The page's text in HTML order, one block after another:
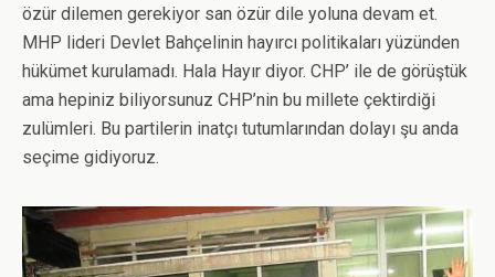
özür dilemen gerekiyor san özür dile yoluna devam et.
MHP lideri Devlet Bahçelinin hayırcı politikaları yüzünden
hükümet kurulamadı. Hala Hayır diyor. CHP’ ile de görüştük
ama hepiniz biliyorsunuz CHP’nin bu millete çektirdiği
zulümleri. Bu partilerin inatçı tutumlarından dolayı şu anda
seçime gidiyoruz.